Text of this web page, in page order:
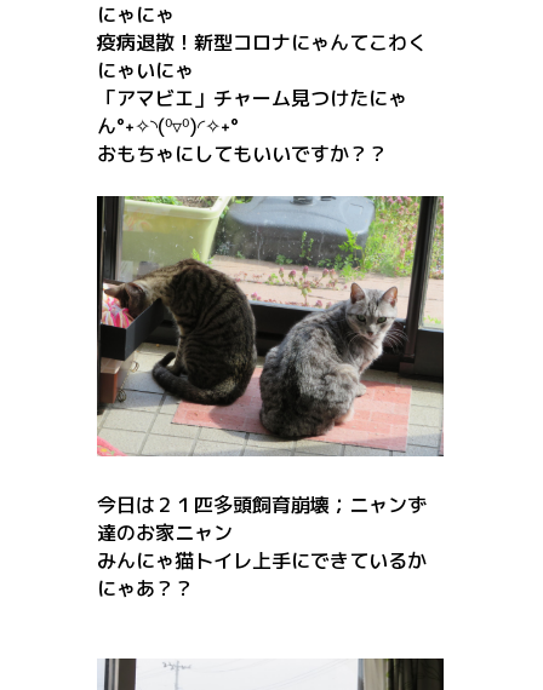
にゃにゃ
疫病退散！新型コロナにゃんてこわく
にゃいにゃ
「アマビエ」チャーム見つけたにゃ
ん°˖✧◝(⁰▿⁰)◜✧˖°
おもちゃにしてもいいですか？？
今日は２１匹多頭飼育崩壊；ニャンず
達のお家ニャン
みんにゃ猫トイレ上手にできているか
にゃあ？？